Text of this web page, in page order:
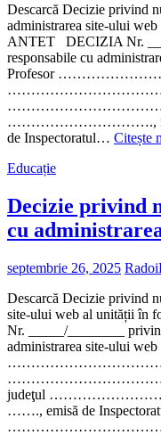
Descarcă Decizie privind
administrarea site-ului
ANTET DECIZIA Nr.
responsabile cu
Profesor
………………………….,
de Inspectoratul… Citește
Educație
Decizie privind
cu
septembrie 26, 2025
Descarcă Decizie privind
site-ului web al unității în
Nr. _____/________
administrarea site-
……………………………….,
judeţul
……., emisă de